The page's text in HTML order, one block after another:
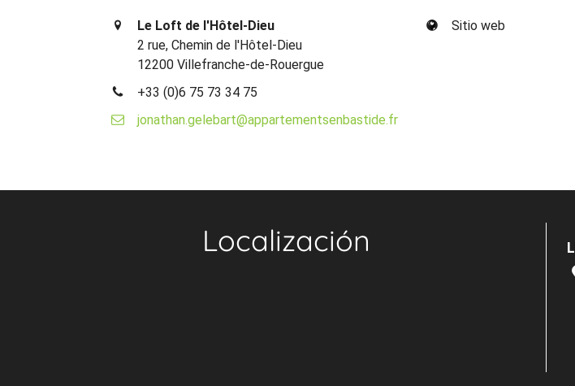
Le Loft de l'Hôtel-Dieu
2 rue, Chemin de l'Hôtel-Dieu
12200 Villefranche-de-Rouergue
+33 (0)6 75 73 34 75
jonathan.gelebart@appartementsenbastide.fr
Sitio web
Localización